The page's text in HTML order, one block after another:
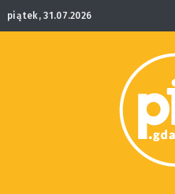
piątek, 31.07.2026